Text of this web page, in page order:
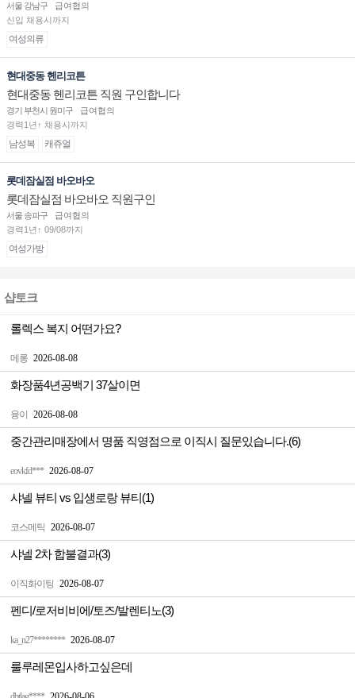
서울 강남구
급여협의
신입 채용시까지
여성의류
현대중동 헨리코튼
현대중동 헨리코튼 직원 구인합니다
경기 부천시 원미구
급여협의
경력1년↑ 채용시까지
남성복 캐쥬얼
롯데잠실점 바오바오
롯데잠실점 바오바오 직원구인
서울 송파구
급여협의
경력1년↑ 09/08까지
여성가방
샵토크
메롱 2026-08-08
롤렉스 복지 어떤가요?
융이 2026-08-08
화장품4년공백기 37살이면
eovkfd*** 2026-08-07
중간관리매장에서 명품 직영점으로 이직시 질문있습니다.(6)
코스메틱 2026-08-07
샤넬 뷰티 vs 입생로랑 뷰티(1)
이직화이팅 2026-08-07
샤넬 2차 합불결과(3)
ka_n27******** 2026-08-07
펜디/로저비비에/토즈/발렌티노(3)
룰루레몬입사하고싶은데